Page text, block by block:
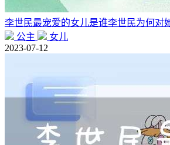
李世民最宠爱的女儿是谁李世民为何对
公主
女儿
2023-07-12